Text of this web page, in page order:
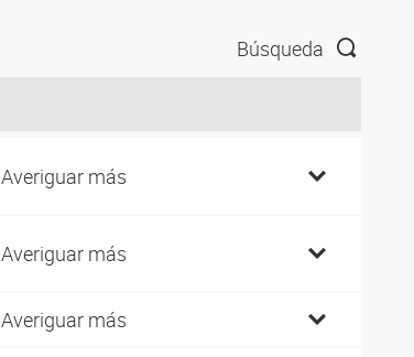
Búsqueda
Averiguar más
Averiguar más
Averiguar más